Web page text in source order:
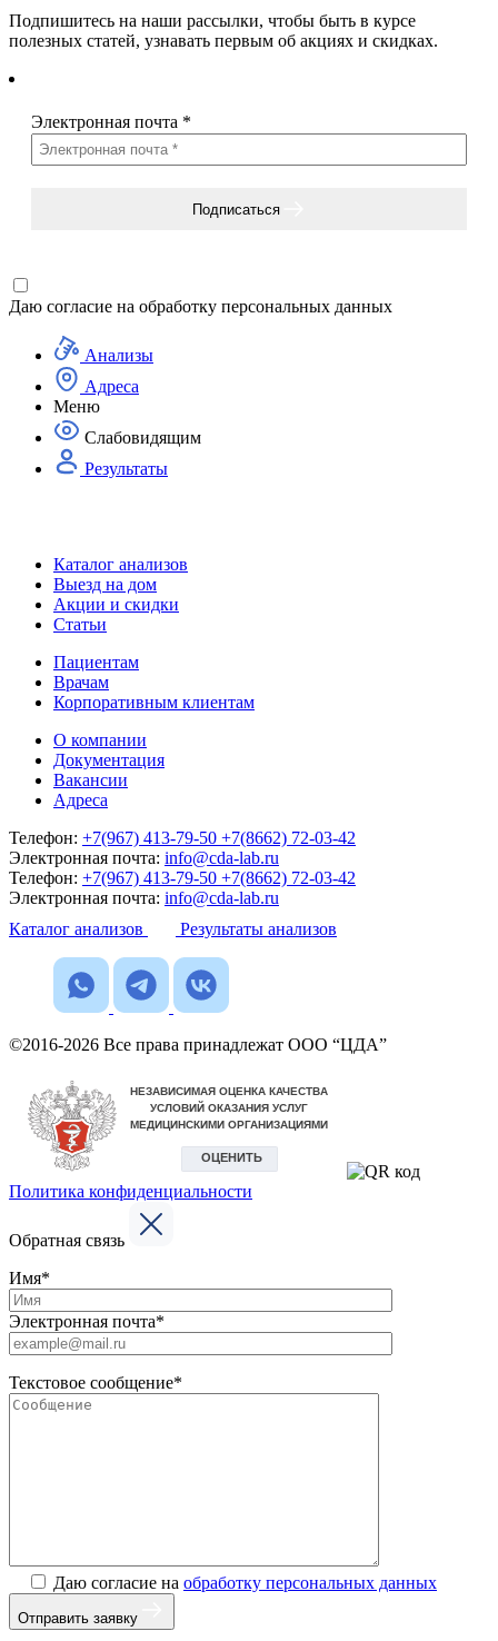
Подпишитесь на наши рассылки, чтобы быть в курсе
полезных статей, узнавать первым об акциях и скидках.
Электронная почта *
Подписаться
Даю согласие на обработку персональных данных
Анализы
Адреса
Меню
Слабовидящим
Результаты
Каталог анализов
Выезд на дом
Акции и скидки
Статьи
Пациентам
Врачам
Корпоративным клиентам
О компании
Документация
Вакансии
Адреса
Телефон: +7(967) 413-79-50 +7(8662) 72-03-42
Электронная почта: info@cda-lab.ru
Телефон: +7(967) 413-79-50 +7(8662) 72-03-42
Электронная почта: info@cda-lab.ru
Каталог анализов
Результаты анализов
©2016-2026 Все права принадлежат ООО “ЦДА”
Политика конфиденциальности
Обратная связь
Имя*
Электронная почта*
Текстовое сообщение*
Даю согласие на обработку персональных данных
Отправить заявку